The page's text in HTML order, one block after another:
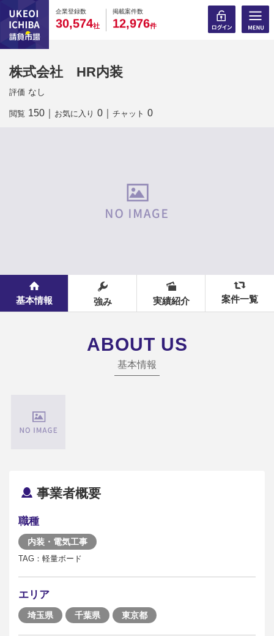
企業登録数
0
3
0
0,
0
5
0
74社
掲載案件数
0
1
0
2,
0
9
0
76件
株式会社 HR内装
評価 なし
閲覧 150 お気に入り 0 チャット 0
基本情報 強み 実績紹介 案件一覧
ABOUT US
基本情報
事業者概要
職種
内装・電気工事
TAG：軽量ボード
エリア
埼玉県 千葉県 東京都